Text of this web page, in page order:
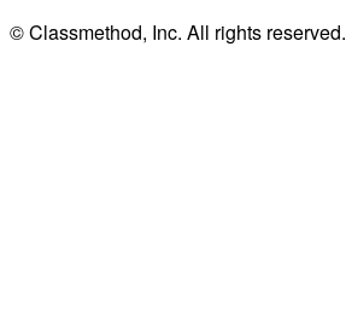
© Classmethod, Inc. All rights reserved.